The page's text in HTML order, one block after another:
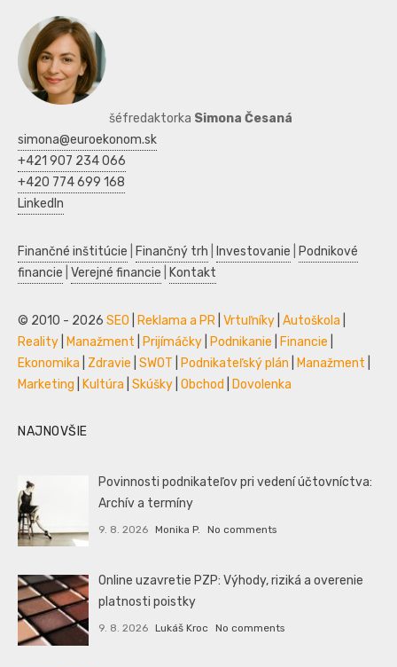
šéfredaktorka Simona Česaná
simona@euroekonom.sk
+421 907 234 066
+420 774 699 168
LinkedIn
Finančné inštitúcie Finančný trh Investovanie
Podnikové
financie Verejné financie Kontakt
© 2010 - 2026 SEO Reklama a PR Vrtuľníky Autoškola
Reality
Manažment Prijímáčky Podnikanie Financie
Ekonomika
Zdravie SWOT Podnikateľský plán Manažment
Marketing
Kultúra Skúšky Obchod Dovolenka
NAJNOVŠIE
Povinnosti podnikateľov pri vedení účtovníctva:
Archív a termíny
9. 8. 2026 Monika P. No comments
Online uzavretie PZP: Výhody, riziká a overenie
platnosti poistky
9. 8. 2026 Lukáš Kroc No comments